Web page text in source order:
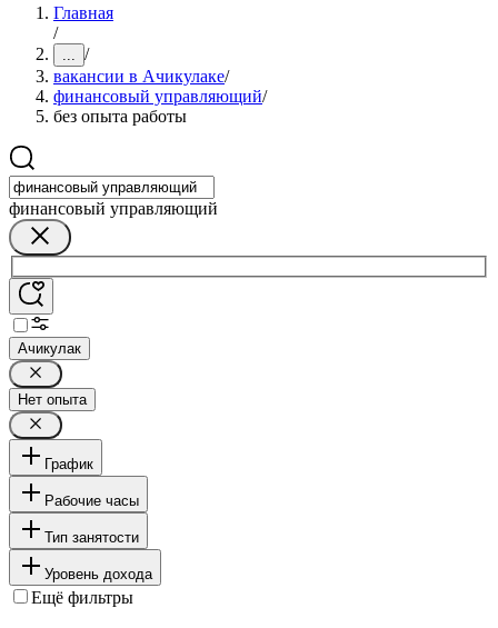
Главная
/
... /
вакансии в Ачикулаке/
финансовый управляющий/
без опыта работы
финансовый управляющий
Ачикулак
Нет опыта
График
Рабочие часы
Тип занятости
Уровень дохода
Ещё фильтры